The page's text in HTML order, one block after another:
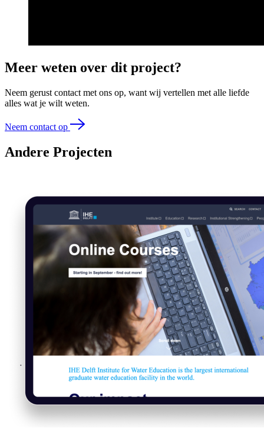
Meer weten over dit project?
Neem gerust contact met ons op, want wij vertellen met alle liefde
alles wat je wilt weten.
Neem contact op
Andere Projecten